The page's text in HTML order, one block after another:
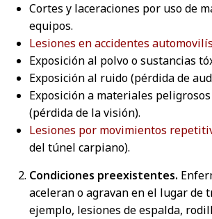
Cortes y laceraciones por uso de
equipos.
Lesiones en accidentes
Exposición al polvo o sustancias
Exposición al ruido (pérdida de
Exposición a materiales
(pérdida de la visión).
Lesiones por movimientos
del túnel carpiano).
Condiciones preexistentes.
aceleran o agravan en el lugar de
ejemplo, lesiones de espalda,